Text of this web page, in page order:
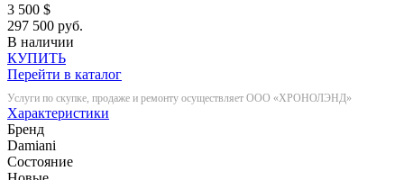
3 500 $
297 500 руб.
В наличии
КУПИТЬ
Перейти в каталог
Услуги по скупке, продаже и ремонту осуществляет ООО «ХРОНОЛЭНД»
Характеристики
Бренд
Damiani
Состояние